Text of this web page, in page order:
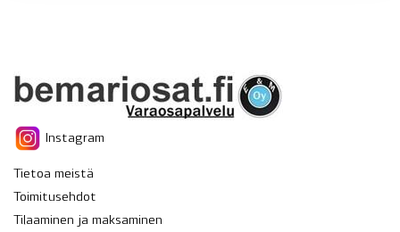
Instagram
Tietoa meistä
Toimitusehdot
Tilaaminen ja maksaminen